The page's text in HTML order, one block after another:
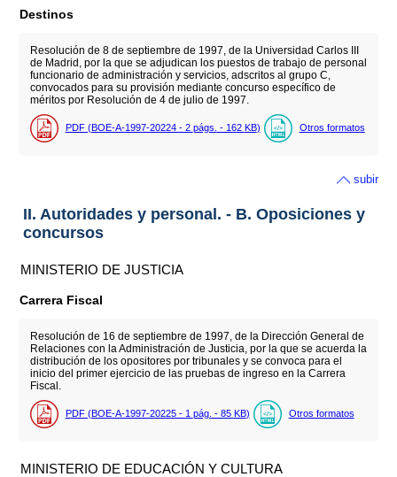
Destinos
Resolución de 8 de septiembre de 1997, de la Universidad Carlos III
de Madrid, por la que se adjudican los puestos de trabajo de personal
funcionario de administración y servicios, adscritos al grupo C,
convocados para su provisión mediante concurso específico de
méritos por Resolución de 4 de julio de 1997.
PDF (BOE-A-1997-20224 - 2 págs. - 162 KB) Otros formatos
subir
II. Autoridades y personal. - B. Oposiciones y
concursos
MINISTERIO DE JUSTICIA
Carrera Fiscal
Resolución de 16 de septiembre de 1997, de la Dirección General de
Relaciones con la Administración de Justicia, por la que se acuerda la
distribución de los opositores por tribunales y se convoca para el
inicio del primer ejercicio de las pruebas de ingreso en la Carrera
Fiscal.
PDF (BOE-A-1997-20225 - 1 pág. - 85 KB) Otros formatos
MINISTERIO DE EDUCACIÓN Y CULTURA